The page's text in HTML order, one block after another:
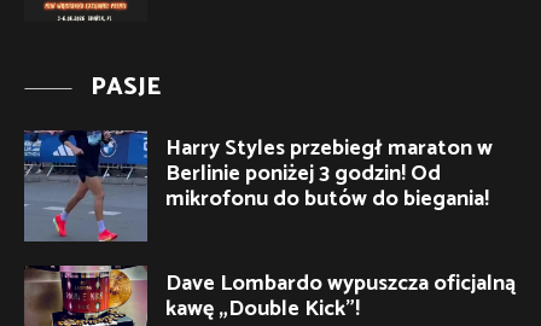
PASJE
Harry Styles przebiegł maraton w
Berlinie poniżej 3 godzin! Od
mikrofonu do butów do biegania!
Dave Lombardo wypuszcza oficjalną
kawę „Double Kick”!